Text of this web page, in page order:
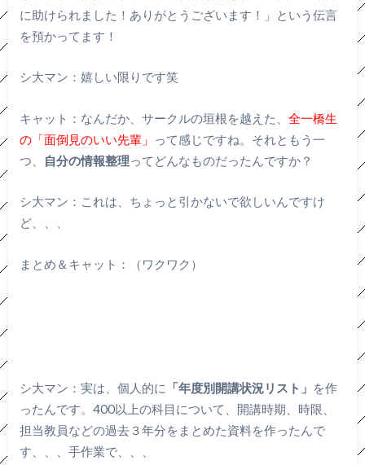
に助けられました！ありがとうございます！」という伝言
を預かってます！
シ大マン：嬉しい限りです笑
キャット：なんだか、サークルの垣根を越えた、 全一橋生
の「面倒見のいい先輩」
って感じですね。それともう一
つ、
自分の情報整理ってどんなものだったんですか？
シ大マン：これは、ちょっと引かないで欲しいんですけ
ど、、、
まとめ＆キャット：（ワクワク）
シ大マン：実は、個人的に 「年度別開講状況リスト」 を作
ったんです。400以上の科目について、開講時期、時限、
担当教員などの過去３年分をまとめた資料を作ったんで
す、、、手作業で、、、